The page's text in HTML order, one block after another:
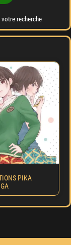
recherche
PIKA